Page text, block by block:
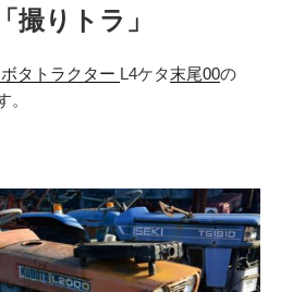
撮りトラ」
タトラクター L4ケタ末尾00の
。